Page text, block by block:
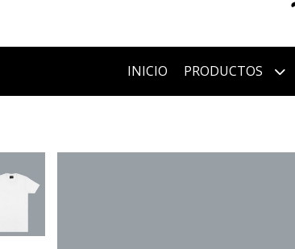
INICIO PRODUCTOS